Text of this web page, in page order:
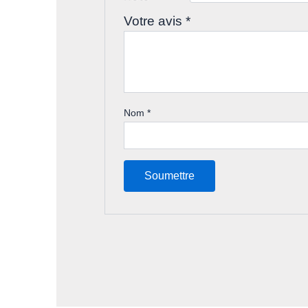
Votre avis *
Nom *